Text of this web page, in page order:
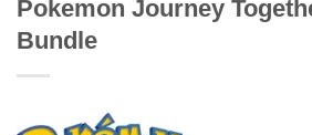
Pokemon Journey
Bundle